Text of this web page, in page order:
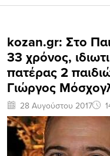
kozan.gr: Στο
33 χρόνος,
πατέρας 2
Γιώργος
28 Αυγούστου 2017